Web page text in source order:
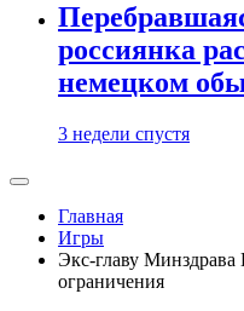
россиянка
немецком
3 недели спустя
Главная
Игры
Экс-главу
ограничения